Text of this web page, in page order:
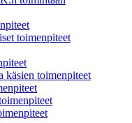
toimenpiteet
käsien toimenpiteet